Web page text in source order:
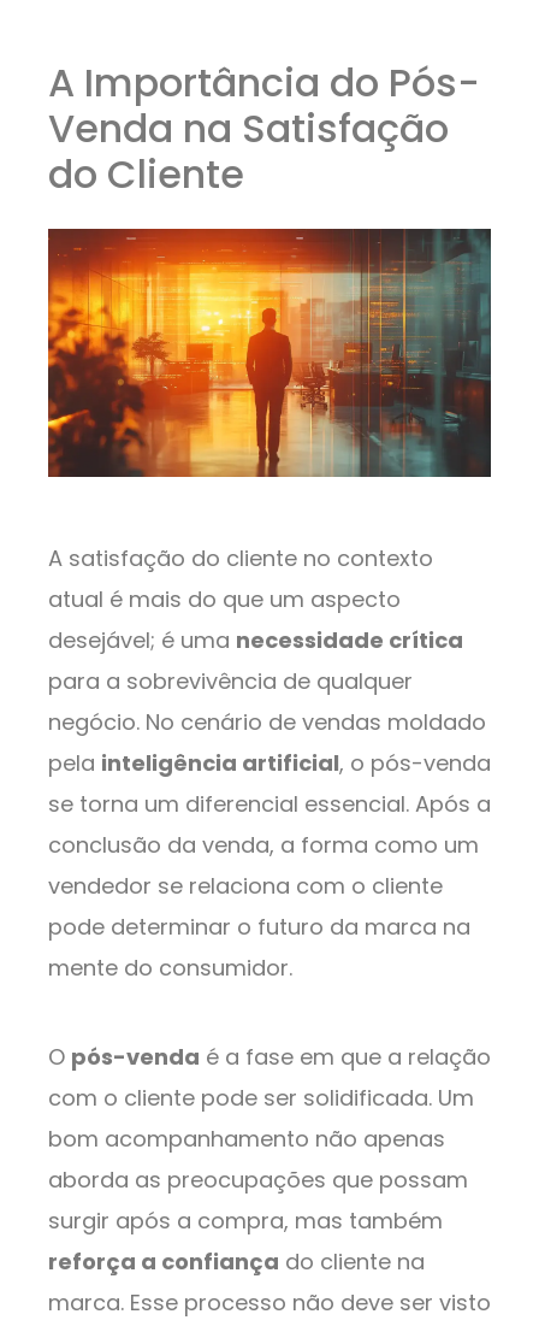
A Importância do Pós-
Venda na Satisfação
do Cliente
A satisfação do cliente no contexto
atual é mais do que um aspecto
desejável; é uma necessidade crítica
para a sobrevivência de qualquer
negócio. No cenário de vendas moldado
pela inteligência artificial, o pós-venda
se torna um diferencial essencial. Após a
conclusão da venda, a forma como um
vendedor se relaciona com o cliente
pode determinar o futuro da marca na
mente do consumidor.
O pós-venda é a fase em que a relação
com o cliente pode ser solidificada. Um
bom acompanhamento não apenas
aborda as preocupações que possam
surgir após a compra, mas também
reforça a confiança do cliente na
marca. Esse processo não deve ser visto